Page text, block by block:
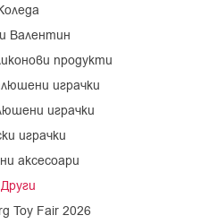
Валентин
продукти
играчки
играчки
играчки
аксесоари
Други
Toy Fair 2026